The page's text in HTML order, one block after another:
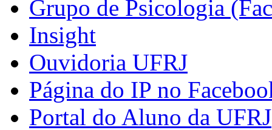
Grupo de Psicologia
Insight
Ouvidoria UFRJ
Página do IP no
Portal do Aluno da UFRJ